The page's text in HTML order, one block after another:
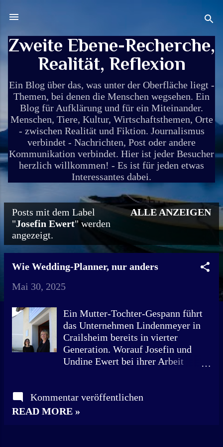
Zweite Ebene-Recherche,
Realität, Reflexion
Ein Blog über das, was unter der Oberfläche liegt -
Themen, bei denen die Menschen wegsehen. Ein
Blog für Aufklärung und für ein Miteinander.
Menschen, Tiere, Kultur, Wirtschaftsthemen, Orte
- zwischen Realität und Fiktion. Journalismus
verbindet - Nachrichten, Post oder andere
Kommunikation verbindet. Hier ist jeder Besucher
herzlich willkommen! - Es ist für jeden etwas
Interessantes dabei.
P
s
Posts mit dem Label
"Josefin Ewert" werden
angezeigt.
ALLE ANZEIGEN
Wie Wedding-Planner, nur anders
Mai 30, 2025
Ein Mutter-Tochter-Gespann führt
das Unternehmen Lindenmeyer in
Crailsheim bereits in vierter
Generation. Worauf Josefin und
Undine Ewert bei ihrer Arbeit
waren Undine Ewerts Worte,
nachdem ihr Mann 2013 unerwartet
Kommentar veröffentlichen
READ MORE »